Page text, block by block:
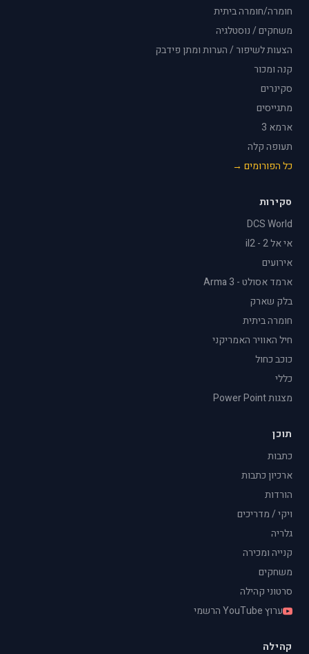
חומרה/חומרה ביתית
משחקים / נוסטלגיה
הצעות לשיפור / הערות ומתן פידבק
קנה ומכור
סקינרים
מתגייסים
ארמא 3
תעופה קלה
כל הפורומים →
סקירות
DCS World
אי אל 2 - il2
אירועים
ארמד אסולט - Arma 3
בלק שארק
חומרה ביתית
חיל האוויר האמריקני
כוכב כחול
כללי
מצגות Power Point
תוכן
כתבות
ארכיון כתבות
הורדות
ויקי / מדריכים
גלריה
קנייה ומכירה
משחקים
סרטוני קהילה
ערוץ YouTube הרשמי
קהילה